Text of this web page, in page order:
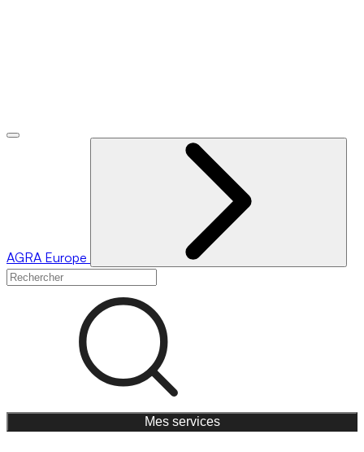
AGRA Europe
Mes services